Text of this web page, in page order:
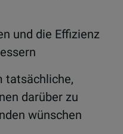
und die Effizienz
tatsächliche,
darüber zu
wünschen